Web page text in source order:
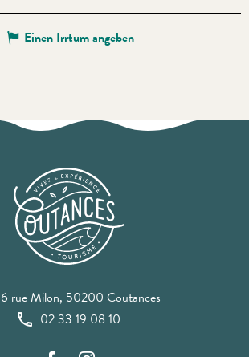
Einen Irrtum angeben
6 rue Milon, 50200 Coutances
02 33 19 08 10